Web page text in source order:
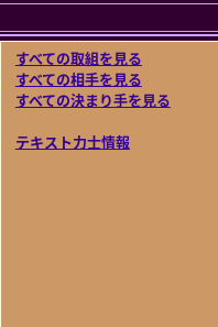
すべての取組を見る
すべての相手を見る
すべての決まり手を見る
テキスト力士情報